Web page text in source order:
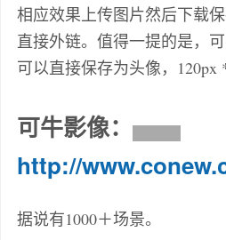
相应效果上传图片然后下载
直接外链。值得一提的是，
可以直接保存为头像，120px
可牛影像：
http://
据说有1000＋场景。